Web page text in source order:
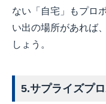
ない「自宅」もプロ
い出の場所があれば
しょう。
5.サプライズプ